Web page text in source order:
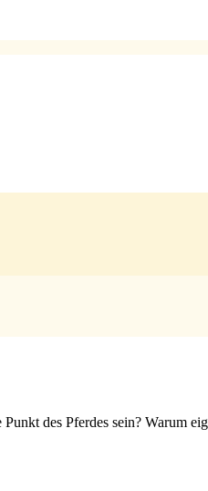
des Pferdes sein? Warum